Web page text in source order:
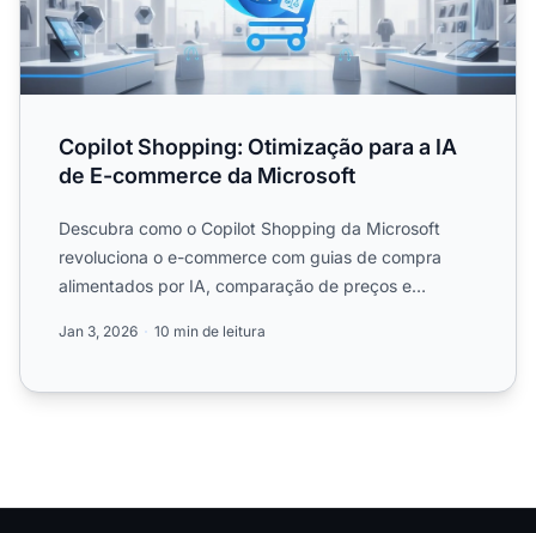
Copilot Shopping: Otimização para a IA
de E-commerce da Microsoft
Descubra como o Copilot Shopping da Microsoft
revoluciona o e-commerce com guias de compra
alimentados por IA, comparação de preços e
Jan 3, 2026 10 min de leitura